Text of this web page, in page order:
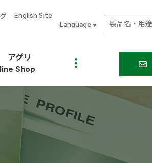
English Site
▼
アグリ
Shop